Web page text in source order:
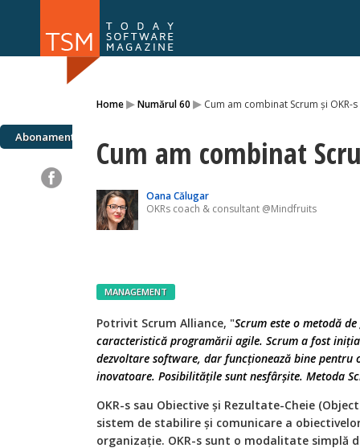
Home▸Numărul 60 ▸ Cum am combinat Scrum și OKR-s
Abonamente Cum am combinat
Oana Călugar
OKRs coach & consultant @Mindfruits
MANAGEMENT
Potrivit Scrum Alliance, "Scrum este o metodă
caracteristică programării agile. Scrum a fost
dezvoltare software, dar funcționează bine pentru
inovatoare. Posibilitățile sunt nesfârșite. Metoda
OKR-s sau Obiective și Rezultate-Cheie
sistem de stabilire și comunicare a
organizaţie. OKR-s sunt o modalitate simplă